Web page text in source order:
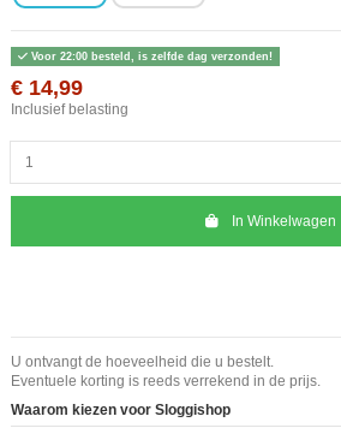
Voor 22:00 besteld, is zelfde dag verzonden!
€ 14,99
Inclusief belasting
In Winkelwagen
U ontvangt de hoeveelheid die u bestelt.
Eventuele korting is reeds verrekend in de prijs.
Waarom kiezen voor Sloggishop